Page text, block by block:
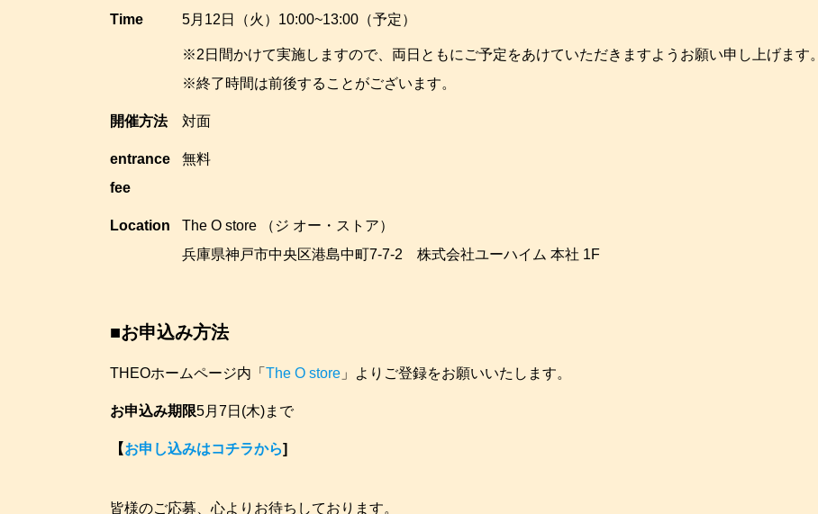
Time
5月12日（火）10:00~13:00（予定）
※2日間かけて実施しますので、両日ともにご予定をあけていただきますようお願い申し上げます。
※終了時間は前後することがございます。
開催方法 対面
entrance
fee
無料
Location
The O store （ジ オー・ストア）
兵庫県神戸市中央区港島中町7-7-2 株式会社ユーハイム 本社 1F
■お申込み方法
THEOホームページ内「 The O store 」よりご登録をお願いいたします。
お申込み期限5月7日(木)まで
【お申し込みはコチラから]
皆様のご応募、心よりお待ちしております。